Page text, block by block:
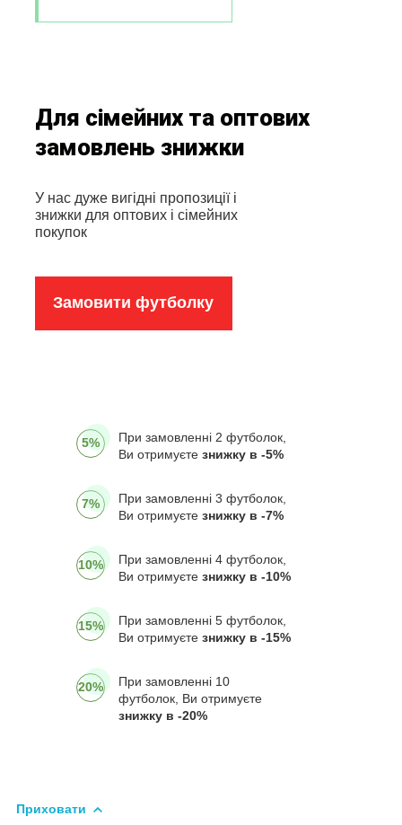
Для сімейних та оптових
замовлень знижки
У нас дуже вигідні пропозиції і
знижки для оптових і сімейних
покупок
Замовити футболку
5%
При замовленні 2 футболок,
Ви отримуєте знижку в -5%
7%
При замовленні 3 футболок,
Ви отримуєте знижку в -7%
10%
При замовленні 4 футболок,
Ви отримуєте знижку в -10%
15%
При замовленні 5 футболок,
Ви отримуєте знижку в -15%
20%
При замовленні 10
футболок, Ви отримуєте
знижку в -20%
Приховати